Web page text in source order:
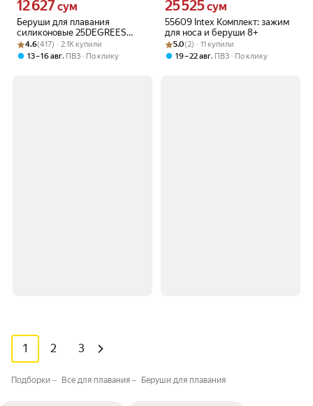
Беруши для плавания
силиконовые 25DEGREES
Omega White в футляре
Цена 12627 сум вместо
12 627сум
Рейтинг товара: 4.6 из 5
Оценок: (417) · 2.1K купили
4.6(417) · 2.1K купили
13 – 16 авг, ПВЗ По клику
55609 Intex Комплект: зажим
для носа и беруши 8+
Цена 25525 сум вместо
25 525сум
Рейтинг товара: 5.0 из 5
Оценок: (2) · 11 купили
5.0(2) · 11 купили
19 – 22 авг, ПВЗ По клику
1 2 3
Подборки Все для плавания Беруши для плавания